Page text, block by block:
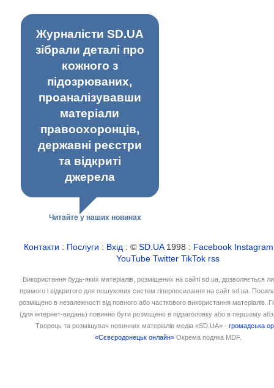
Журналісти SD.UA
зібрали деталі про
кожного з
підозрюваних,
проаналізувавши
матеріали
правоохоронців,
державні реєстри
та відкриті
джерела
Читайте у наших новинах
Контакти : Послуги : Вхід : ©SD.UA1998 : Facebook Instagram
YouTube Twitter TikTok rss
Використання будь-яких матеріалів, розміщених на сайті sd.ua, дозволяється
прямого і відкритого для пошукових систем гіперпосилання на сайт sd.ua.
розміщено в незалежності від повного або часткового використання матеріалів.
(для інтернет-видань) повинно бути розміщено в підзаголовку або в першому
Творець та розміщувач новинних матеріалів медіа «SD.UA» -громадська
«Сєвєродонецьк онлайн» Окрема подяка MDF.